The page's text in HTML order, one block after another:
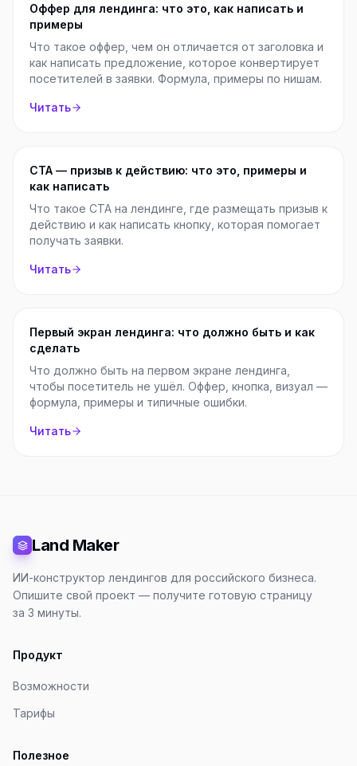
Оффер для лендинга: что это, как написать и
примеры
Что такое оффер, чем он отличается от заголовка и
как написать предложение, которое конвертирует
посетителей в заявки. Формула, примеры по нишам.
Читать
CTA — призыв к действию: что это, примеры и
как написать
Что такое CTA на лендинге, где размещать призыв к
действию и как написать кнопку, которая помогает
получать заявки.
Читать
Первый экран лендинга: что должно быть и как
сделать
Что должно быть на первом экране лендинга,
чтобы посетитель не ушёл. Оффер, кнопка, визуал —
формула, примеры и типичные ошибки.
Читать
Land Maker
ИИ-конструктор лендингов для российского бизнеса.
Опишите свой проект — получите готовую страницу
за 3 минуты.
Продукт
Возможности
Тарифы
Полезное